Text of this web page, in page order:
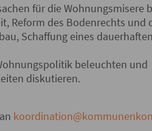
für die Wohnungsmisere
Reform des Bodenrechts
Schaffung eines
beleuchten und
diskutieren.